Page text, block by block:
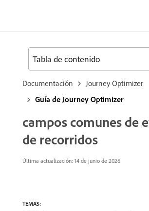
Documentación
Journey Optimizer
Guía de Journey Optimizer
campos comunes de
de recorridos
Última actualización: 14 de junio de 2026
TEMAS:
Tabla de contenido